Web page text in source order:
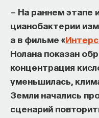
— На раннем этапе
цианобактерии
а в фильме «
Нолана показан
концентрация
уменьшилась,
Земли начались
сценарий